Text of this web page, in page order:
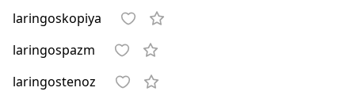
laringoskopiya
laringospazm
laringostenoz